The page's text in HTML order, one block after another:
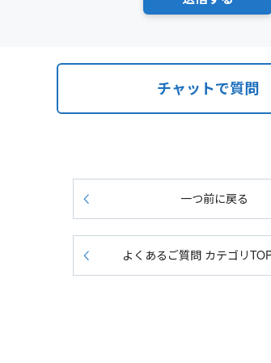
チャットで質問
一つ前に戻る
よくあるご質問 カテゴリ